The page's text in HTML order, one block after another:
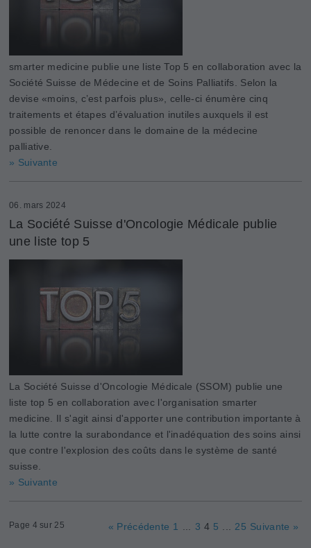
smarter medicine publie une liste Top 5 en collaboration avec la
Société Suisse de Médecine et de Soins Palliatifs. Selon la
devise «moins, c’est parfois plus», celle-ci énumère cinq
traitements et étapes d’évaluation inutiles auxquels il est
possible de renoncer dans le domaine de la médecine
palliative.
» Suivante
06. mars 2024
La Société Suisse d'Oncologie Médicale publie
une liste top 5
La Société Suisse d'Oncologie Médicale (SSOM) publie une
liste top 5 en collaboration avec l'organisation smarter
medicine. Il s'agit ainsi d'apporter une contribution importante à
la lutte contre la surabondance et l'inadéquation des soins ainsi
que contre l'explosion des coûts dans le système de santé
suisse.
» Suivante
Page 4 sur 25 « Précédente 1 3 4 5 25 Suivante »